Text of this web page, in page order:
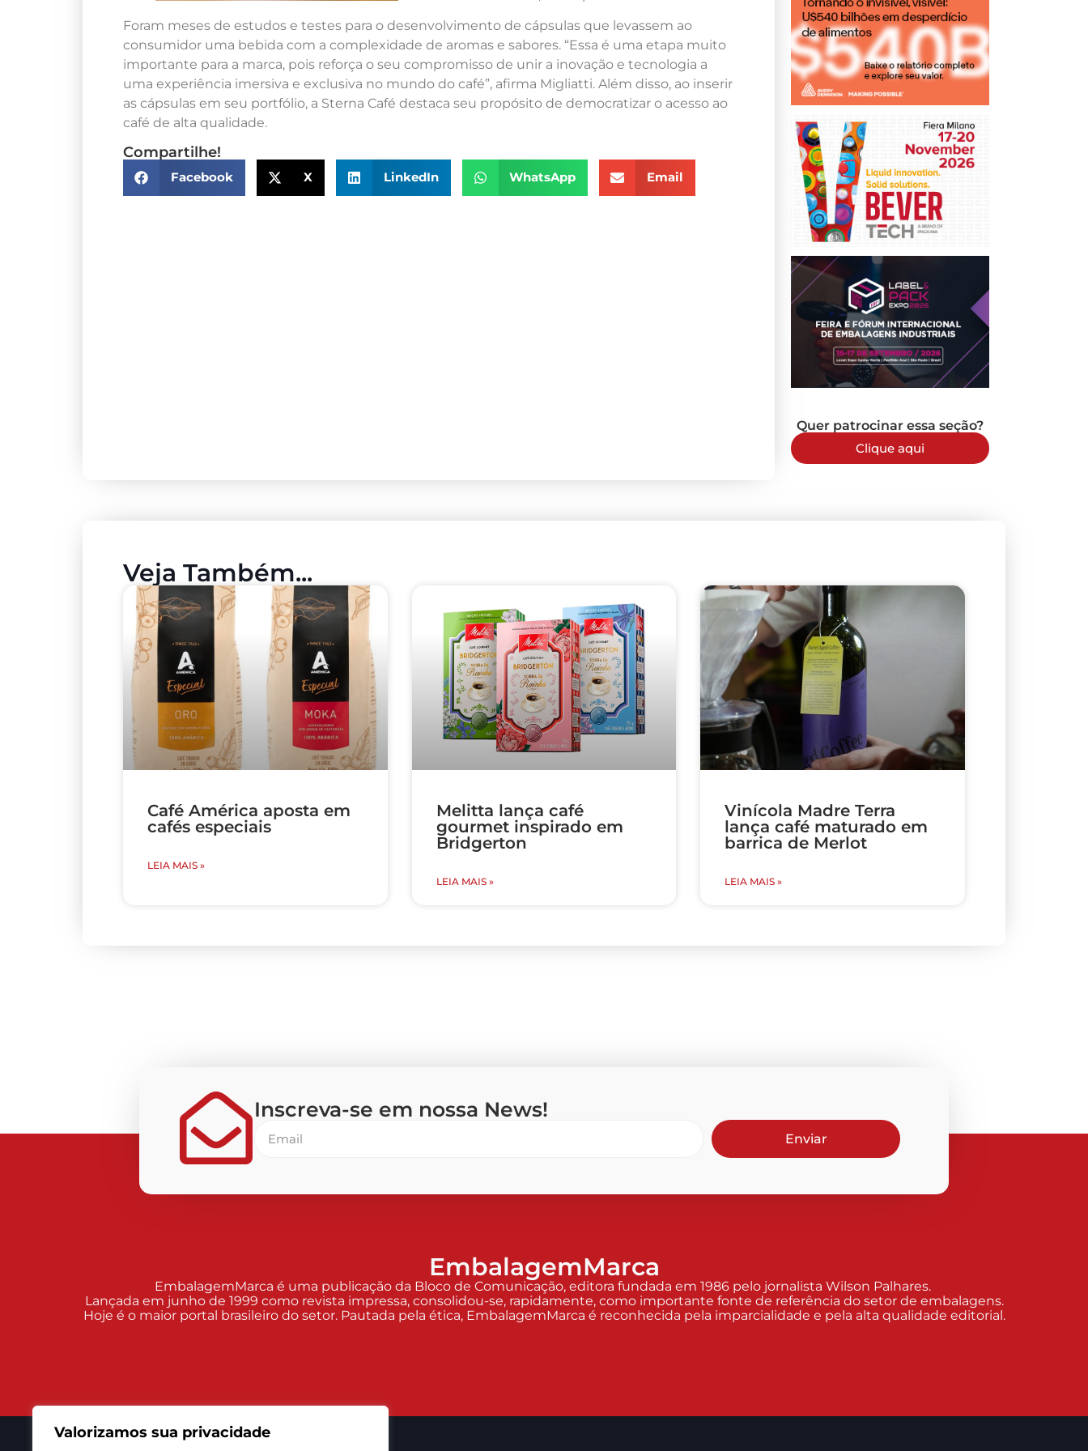
Valorizamos sua privacidade
Foram meses de estudos e testes para o desenvolvimento de cápsulas que levassem ao
consumidor uma bebida com a complexidade de aromas e sabores. “Essa é uma etapa muito
importante para a marca, pois reforça o seu compromisso de unir a inovação e tecnologia a
uma experiência imersiva e exclusiva no mundo do café”, afirma Migliatti. Além disso, ao inserir
as cápsulas em seu portfólio, a Sterna Café destaca seu propósito de democratizar o acesso ao
café de alta qualidade.
Compartilhe!
Facebook X LinkedIn WhatsApp Email
Quer patrocinar essa seção?
Clique aqui
Veja Também...
Café América aposta em
cafés especiais
LEIA MAIS »
Melitta lança café
gourmet inspirado em
Bridgerton
LEIA MAIS »
Vinícola Madre Terra
lança café maturado em
barrica de Merlot
LEIA MAIS »
Inscreva-se em nossa News!
Enviar
EmbalagemMarca
EmbalagemMarca é uma publicação da Bloco de Comunicação, editora fundada em 1986 pelo jornalista Wilson Palhares.
Lançada em junho de 1999 como revista impressa, consolidou-se, rapidamente, como importante fonte de referência do setor de embalagens.
Hoje é o maior portal brasileiro do setor. Pautada pela ética, EmbalagemMarca é reconhecida pela imparcialidade e pela alta qualidade editorial.